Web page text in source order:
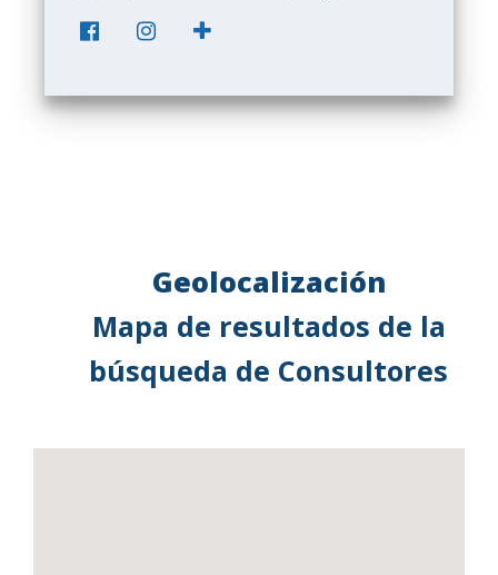
Geolocalización
Mapa de resultados de la
búsqueda de Consultores